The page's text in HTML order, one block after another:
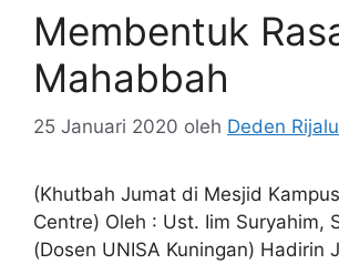
Membentuk
Mahabbah
25 Januari 2020 oleh Deden
(Khutbah Jumat di Mesjid
Centre) Oleh : Ust. Iim Suryahim,
(Dosen UNISA Kuningan) Hadirin